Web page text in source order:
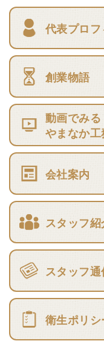
代表プロ
創業物語
動画でみる
やまなか
会社案内
スタッフ
スタッフ
衛生ポリシ